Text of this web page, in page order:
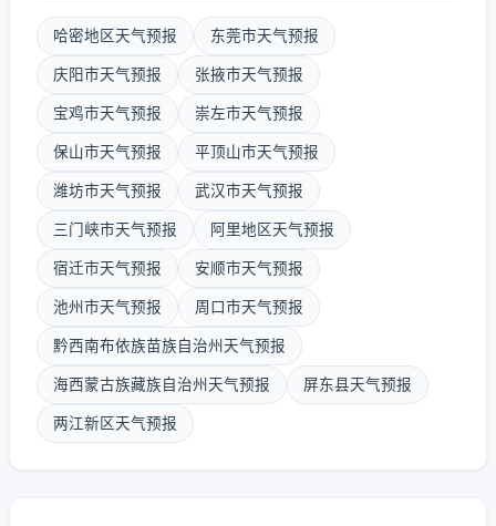
哈密地区天气预报 东莞市天气预报
庆阳市天气预报 张掖市天气预报
宝鸡市天气预报 崇左市天气预报
保山市天气预报 平顶山市天气预报
潍坊市天气预报 武汉市天气预报
三门峡市天气预报 阿里地区天气预报
宿迁市天气预报 安顺市天气预报
池州市天气预报 周口市天气预报
黔西南布依族苗族自治州天气预报
海西蒙古族藏族自治州天气预报 屏东县天气预报
两江新区天气预报